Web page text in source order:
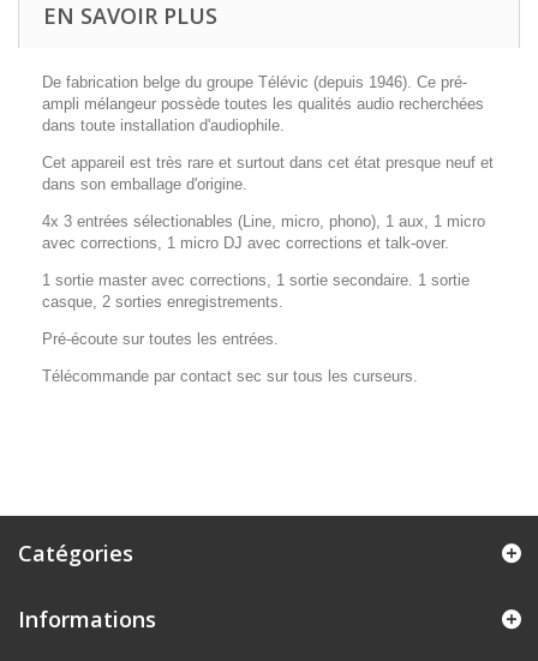
EN SAVOIR PLUS
De fabrication belge du groupe Télévic (depuis 1946). Ce pré-
ampli mélangeur possède toutes les qualités audio recherchées
dans toute installation d'audiophile.
Cet appareil est très rare et surtout dans cet état presque neuf et
dans son emballage d'origine.
4x 3 entrées sélectionables (Line, micro, phono), 1 aux, 1 micro
avec corrections, 1 micro DJ avec corrections et talk-over.
1 sortie master avec corrections, 1 sortie secondaire. 1 sortie
casque, 2 sorties enregistrements.
Pré-écoute sur toutes les entrées.
Télécommande par contact sec sur tous les curseurs.
Catégories
Informations